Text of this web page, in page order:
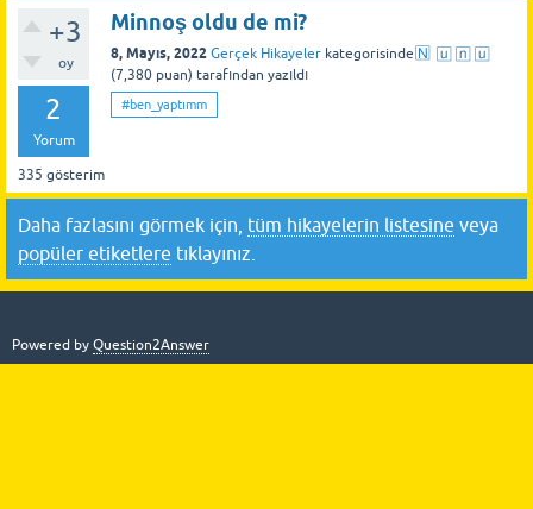
+3
oy
2
Yorum
335 gösterim
Minnoş oldu de mi?
8, Mayıs, 2022 Gerçek Hikayeler kategorisinde N⃞ u⃞ n⃞ u⃞
(7,380 puan) tarafından yazıldı
#ben_yaptımm
Daha fazlasını görmek için, tüm hikayelerin listesine veya
popüler etiketlere tıklayınız.
Powered by Question2Answer